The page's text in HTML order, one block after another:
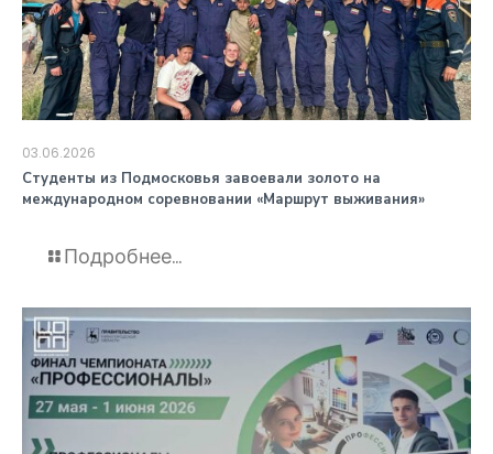
03.06.2026
️Студенты из Подмосковья завоевали золото на
международном соревновании «Маршрут выживания»
Подробнее...